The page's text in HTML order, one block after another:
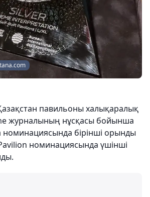
павильоны халықаралық
журналының нұсқасы бойынша
бірінші орынды
номинациясында үшінші